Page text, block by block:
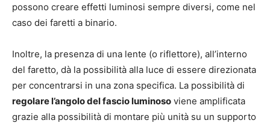
possono creare effetti luminosi sempre diversi, come nel
caso dei faretti a binario.
Inoltre, la presenza di una lente (o riflettore), all’interno
del faretto, dà la possibilità alla luce di essere direzionata
per concentrarsi in una zona specifica. La possibilità di
regolare l’angolo del fascio luminoso viene amplificata
grazie alla possibilità di montare più unità su un supporto